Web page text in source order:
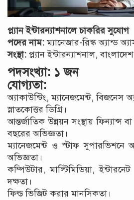
প্ল্যান ইন্টারন্যাশনালে চাকরির সুযোগ
পদের নাম:ম্যানেজার-রিস্ক অ্যান্ড
সংস্থা: প্ল্যান ইন্টারন্যাশনাল, বাংলাদেশ
পদসংখ্যা: ১ জন
যোগ্যতা:
অ্যাকাউন্টিং, ম্যানেজমেন্ট, বিজনেস
স্নাতকোত্তর ডিগ্রি।
আন্তর্জাতিক উন্নয়ন সংস্থায় ফিন্যান্স
বছরের অভিজ্ঞতা।
ম্যানেজমেন্ট ও স্টাফ সুপারভিশনে
অভিজ্ঞতা।
কম্পিউটার, মাল্টিমিডিয়া,
দক্ষতা।
ফিল্ড ভিজিট করার মানসিকতা।